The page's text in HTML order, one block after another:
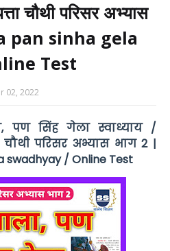
चौथी परिसर अभ्यास
pan sinha gela
Test
02, 2022
पण सिंह गेला स्वाध्याय /
परिसर अभ्यास भाग 2 |
swadhyay / Online Test